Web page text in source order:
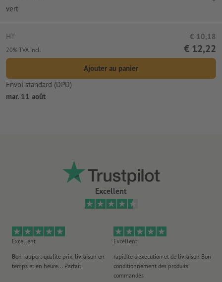
vert
HT € 10,18
20% TVA incl. € 12,22
Ajouter au panier
Envoi standard (DPD)
mar. 11 août
Excellent
Excellent
Bon rapport qualité prix, livraison en
temps et en heure... Parfait
Excellent
rapidité d'execution et de livraison Bon
conditionnement des produits
commandés